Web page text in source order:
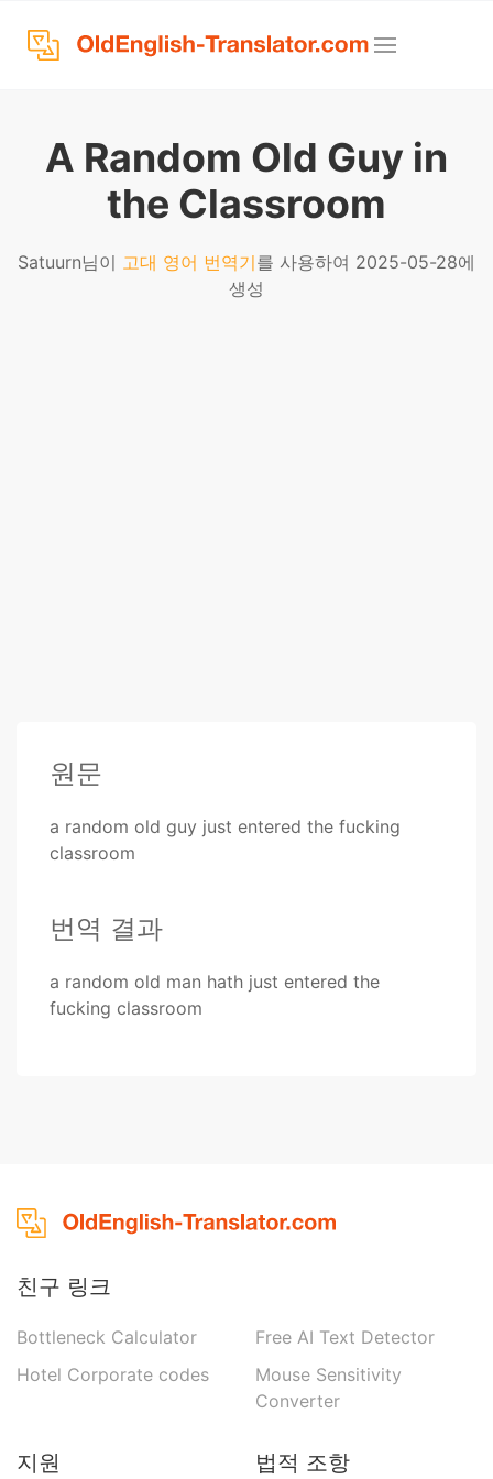
A Random Old Guy in
the Classroom
Satuurn님이 고대 영어 번역기를 사용하여 2025-05-28에
생성
원문
a random old guy just entered the fucking
classroom
번역 결과
a random old man hath just entered the
fucking classroom
친구 링크
Bottleneck Calculator
Hotel Corporate codes
Free AI Text Detector
Mouse Sensitivity
Converter
지원 법적 조항